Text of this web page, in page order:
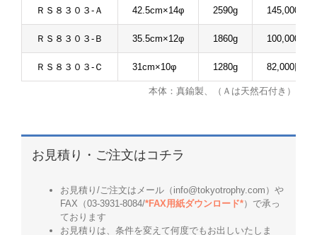
ＲＳ８３０３-Ａ 42.5cm×14φ 2590g 145,000円
ＲＳ８３０３-Ｂ 35.5cm×12φ 1860g 100,000円
ＲＳ８３０３-Ｃ 31cm×10φ 1280g 82,000円
本体：真鍮製、（Ａは天然石付き）
お見積り・ご注文はコチラ
お見積り/ご注文はメール（info@tokyotrophy.com）や
FAX（03-3931-8084/*FAX用紙ダウンロード*）で承っ
ております
お見積りは、条件を変えて何度でもお出しいたしま